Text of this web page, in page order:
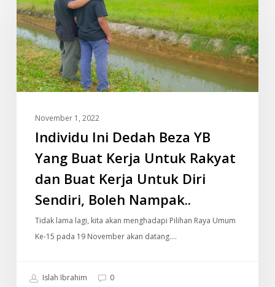
Dedah
Beza
YB
Yang
Buat
Kerja
Rakyat
Untuk
Sendiri,
Boleh
November 1, 2022
Individu Ini Dedah Beza YB
Yang Buat Kerja Untuk Rakyat
dan Buat Kerja Untuk Diri
Sendiri, Boleh Nampak..
Tidak lama lagi, kita akan menghadapi Pilihan Raya Umum
Ke-15 pada 19 November akan datang.…
Islah Ibrahim 0